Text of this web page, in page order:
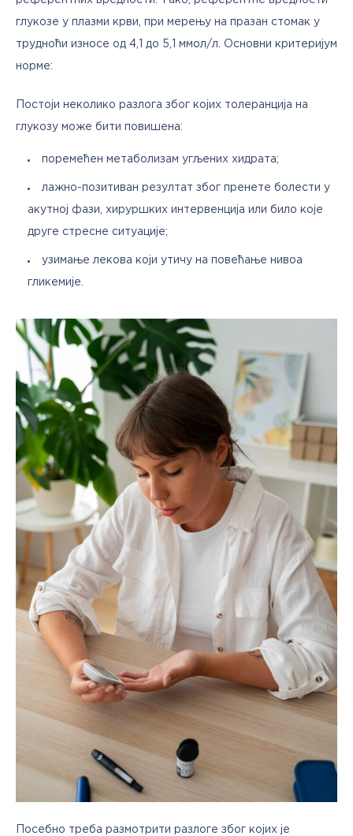
глукозе у плазми крви, при мерењу на празан стомак у
трудноћи износе од 4,1 до 5,1 ммол/л. Основни критеријум
норме:
Постоји неколико разлога због којих толеранција на
глукозу може бити повишена:
поремећен метаболизам угљених хидрата;
лажно-позитиван резултат због пренете болести у
акутној фази, хируршких интервенција или било које
друге стресне ситуације;
узимање лекова који утичу на повећање нивоа
гликемије.
Посебно треба размотрити разлоге због којих је